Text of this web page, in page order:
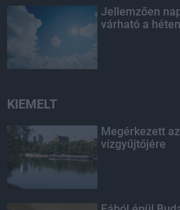
Jellemzően
várható a héten
KIEMELT
Megérkezett
vízgyűjtőjére